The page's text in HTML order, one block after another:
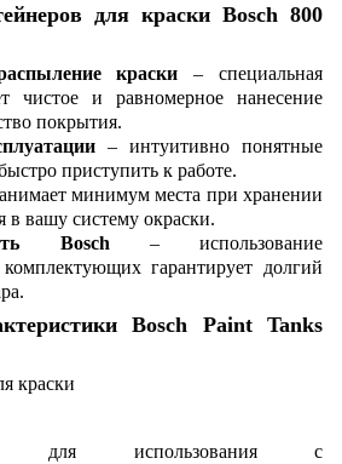
для краски Bosch 800
краски – специальная
чистое и равномерное нанесение
покрытия.
– интуитивно понятные
приступить к работе.
минимум места при хранении
в вашу систему окраски.
Bosch – использование
гарантирует долгий
Bosch Paint Tanks
краски
для использования с